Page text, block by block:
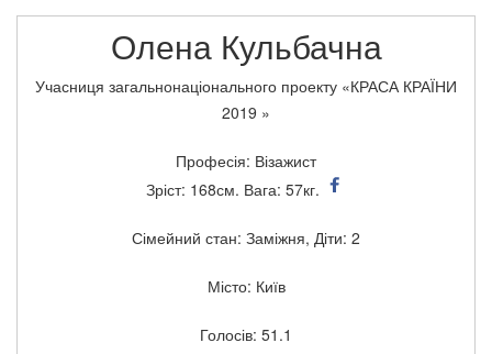
Олена Кульбачна
Учасниця загальнонаціонального проекту «КРАСА КРАЇНИ
2019 »
Професія: Візажист
Зріст: 168см. Вага: 57кг.
Сімейний стан: Заміжня, Діти: 2
Місто: Київ
Голосів: 51.1